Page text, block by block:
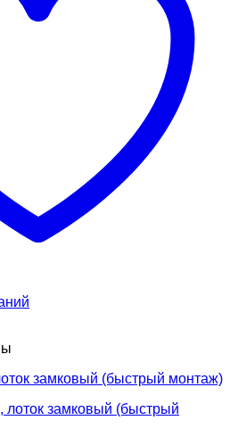
замковый (быстрый монтаж)